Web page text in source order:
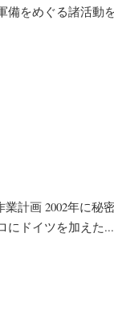
備をめぐる諸活動
業計画 2002年に秘
にドイツを加えた...